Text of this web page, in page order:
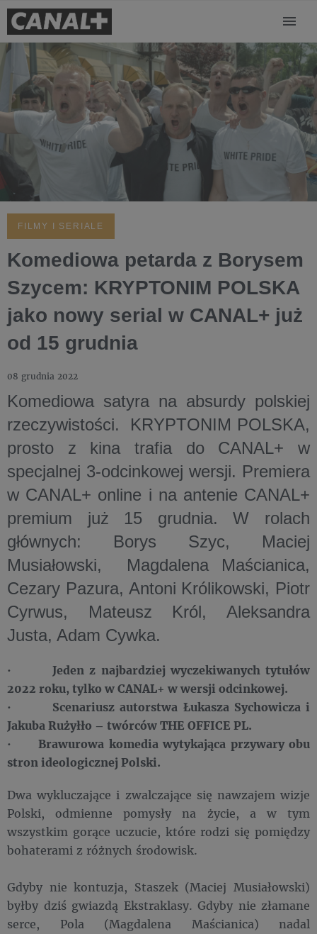
FILMY I SERIALE
Komediowa petarda z Borysem
Szycem: KRYPTONIM POLSKA
jako nowy serial w CANAL+ już
od 15 grudnia
08 grudnia 2022
Komediowa satyra na absurdy polskiej
rzeczywistości. KRYPTONIM POLSKA,
prosto z kina trafia do CANAL+ w
specjalnej 3-odcinkowej wersji. Premiera
w CANAL+ online i na antenie CANAL+
premium już 15 grudnia. W rolach
głównych: Borys Szyc, Maciej
Musiałowski, Magdalena Maścianica,
Cezary Pazura, Antoni Królikowski, Piotr
Cyrwus, Mateusz Król, Aleksandra
Justa, Adam Cywka.
· Jeden z najbardziej wyczekiwanych tytułów
2022 roku, tylko w CANAL+ w wersji odcinkowej.
· Scenariusz autorstwa Łukasza Sychowicza i
Jakuba Rużyłło – twórców THE OFFICE PL.
· Brawurowa komedia wytykająca przywary obu
stron ideologicznej Polski.
Dwa wykluczające i zwalczające się nawzajem wizje
Polski, odmienne pomysły na życie, a w tym
wszystkim gorące uczucie, które rodzi się pomiędzy
bohaterami z różnych środowisk.
Gdyby nie kontuzja, Staszek (Maciej Musiałowski)
byłby dziś gwiazdą Ekstraklasy. Gdyby nie złamane
serce, Pola (Magdalena Maścianica) nadal